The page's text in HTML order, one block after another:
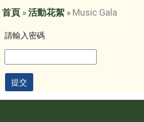
首頁 »活動花絮 » Music Gala
請輸入密碼
提交